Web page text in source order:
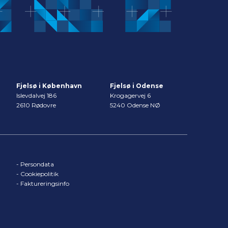
Fjelsø i København
Islevdalvej 186
2610 Rødovre
Fjelsø i Odense
Krogagervej 6
5240 Odense NØ
- Persondata
- Cookiepolitik
- Faktureringsinfo